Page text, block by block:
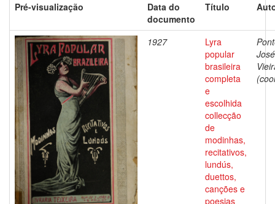
Pré-visualização
Data do
documento
Título
1927
Lyra
popular
brasileira
completa
e
escolhida
collecção
de
modinhas,
recitativos,
lundús,
duettos,
canções e
poesias
José